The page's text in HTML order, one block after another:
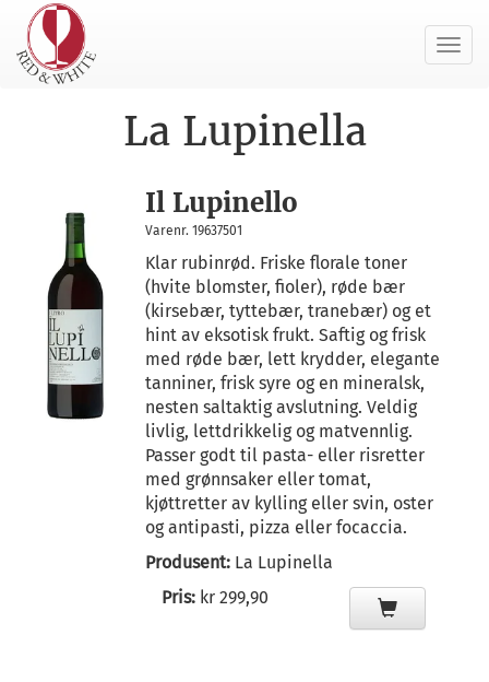
La Lupinella
Il Lupinello
Varenr. 19637501
Klar rubinrød. Friske florale toner
(hvite blomster, fioler), røde bær
(kirsebær, tyttebær, tranebær) og et
hint av eksotisk frukt. Saftig og frisk
med røde bær, lett krydder, elegante
tanniner, frisk syre og en mineralsk,
nesten saltaktig avslutning. Veldig
livlig, lettdrikkelig og matvennlig.
Passer godt til pasta- eller risretter
med grønnsaker eller tomat,
kjøttretter av kylling eller svin, oster
og antipasti, pizza eller focaccia.
Produsent: La Lupinella
Pris: kr 299,90